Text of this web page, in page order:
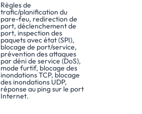
Règles de
trafic/planification du
pare-feu, redirection de
port, déclenchement de
port, inspection des
paquets avec état (SPI),
blocage de port/service,
prévention des attaques
par déni de service (DoS),
mode furtif, blocage des
inondations TCP, blocage
des inondations UDP,
réponse au ping sur le port
Internet.